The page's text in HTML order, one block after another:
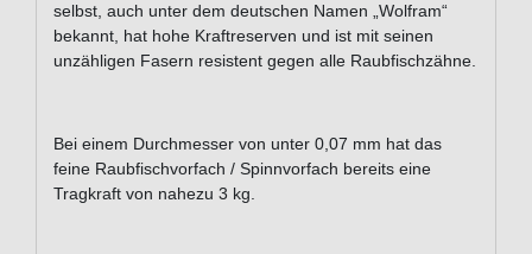
selbst, auch unter dem deutschen Namen „Wolfram“
bekannt, hat hohe Kraftreserven und ist mit seinen
unzähligen Fasern resistent gegen alle Raubfischzähne.
Bei einem Durchmesser von unter 0,07 mm hat das
feine Raubfischvorfach / Spinnvorfach bereits eine
Tragkraft von nahezu 3 kg.